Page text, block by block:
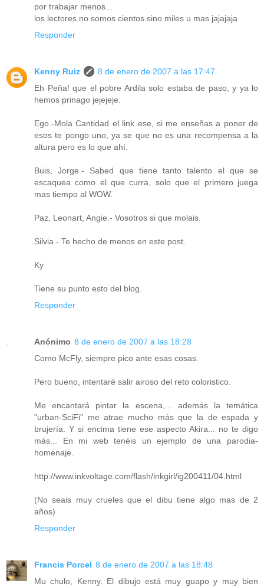
por trabajar menos...
los lectores no somos cientos sino miles u mas jajajaja
Responder
Kenny Ruiz
8 de enero de 2007 a las 17:47
Eh Peña! que el pobre Ardila solo estaba de paso, y ya lo
hemos prinago jejejeje.
Ego.-Mola Cantidad el link ese, si me enseñas a poner de
esos te pongo uno, ya se que no es una recompensa a la
altura pero es lo que ahí.
Buis, Jorge.- Sabed que tiene tanto talento el que se
escaquea como el que curra, solo que el primero juega
mas tiempo al WOW.
Paz, Leonart, Angie.- Vosotros si que molais.
Silvia.- Te hecho de menos en este post.
Ky
Tiene su punto esto del blog.
Responder
Anónimo 8 de enero de 2007 a las 18:28
Como McFly, siempre pico ante esas cosas.
Pero bueno, intentaré salir airoso del reto coloristico.
Me encantará pintar la escena,... además la temática
"urban-SciFi" me atrae mucho más que la de espada y
brujería. Y si encima tiene ese aspecto Akira... no te digo
más... En mi web tenéis un ejemplo de una parodia-
homenaje.
http://www.inkvoltage.com/flash/inkgirl/ig200411/04.html
(No seais muy crueles que el dibu tiene algo mas de 2
años)
Responder
Francis Porcel 8 de enero de 2007 a las 18:48
Mu chulo, Kenny. El dibujo está muy guapo y muy bien